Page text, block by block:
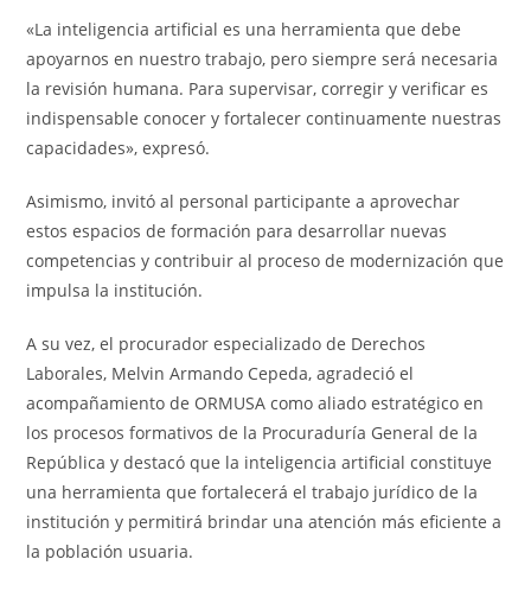
«La inteligencia artificial es una herramienta que debe
apoyarnos en nuestro trabajo, pero siempre será necesaria
la revisión humana. Para supervisar, corregir y verificar es
indispensable conocer y fortalecer continuamente nuestras
capacidades», expresó.
Asimismo, invitó al personal participante a aprovechar
estos espacios de formación para desarrollar nuevas
competencias y contribuir al proceso de modernización que
impulsa la institución.
A su vez, el procurador especializado de Derechos
Laborales, Melvin Armando Cepeda, agradeció el
acompañamiento de ORMUSA como aliado estratégico en
los procesos formativos de la Procuraduría General de la
República y destacó que la inteligencia artificial constituye
una herramienta que fortalecerá el trabajo jurídico de la
institución y permitirá brindar una atención más eficiente a
la población usuaria.